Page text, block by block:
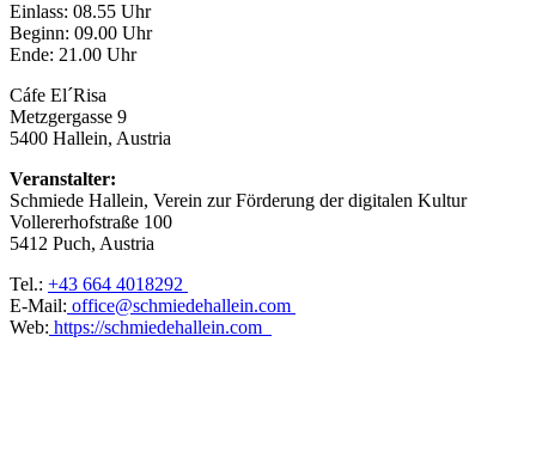
Einlass: 08.55 Uhr
Beginn: 09.00 Uhr
Ende: 21.00 Uhr
Cáfe El´Risa
Metzgergasse 9
5400 Hallein, Austria
Veranstalter:
Schmiede Hallein, Verein zur Förderung der digitalen Kultur
Vollererhofstraße 100
5412 Puch, Austria
Tel.: +43 664 4018292
E-Mail: office@schmiedehallein.com
Web: https://schmiedehallein.com